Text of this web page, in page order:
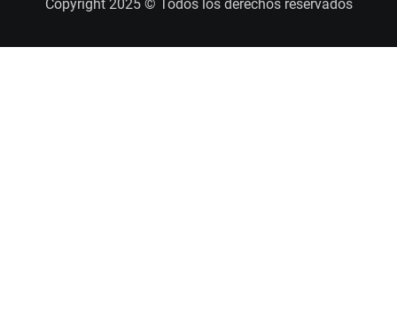
Copyright 2025 © Todos los derechos reservados